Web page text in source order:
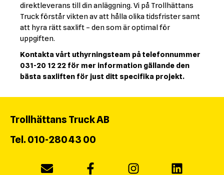
direktleverans till din anläggning. Vi på Trollhättans
Truck förstår vikten av att hålla olika tidsfrister samt
att hyra rätt saxlift – den som är optimal för
uppgiften.
Kontakta vårt uthyrningsteam på telefonnummer
031-20 12 22 för mer information gällande den
bästa saxliften för just ditt specifika projekt.
Trollhättans Truck AB
Tel. 010-280 43 00